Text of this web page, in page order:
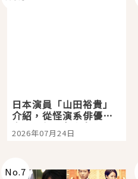
日本演員「山田裕貴」
介紹，從怪演系俳優走
向國民級日劇主角
2026年07月24日
No.7